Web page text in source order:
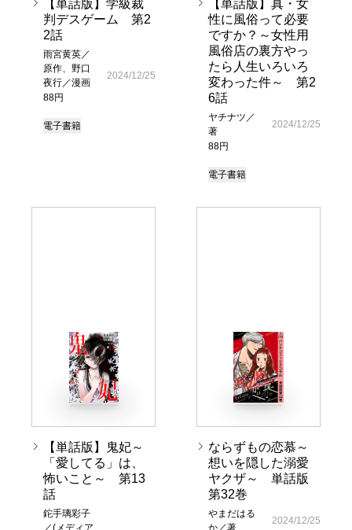
【単話版】学級裁
判デスゲーム 第2
2話
雨宮黄英／
原作、野口
夜行／漫画
88円
2024/12/25
電子書籍
【単話版】真・女
性に風俗って必要
ですか？～女性用
風俗店の裏方やっ
たら人生いろいろ
変わった件～ 第2
6話
ヤチナツ／
著
88円
2024/12/25
電子書籍
【単話版】鬼妃～
「愛してる」は、
怖いこと～ 第13
話
鉈手璃彩子
／(メディア
ならずもの恋慕～
想いを隠した溺愛
ヤクザ～ 単話版
第32巻
やまだはる
か／著
2024/12/25